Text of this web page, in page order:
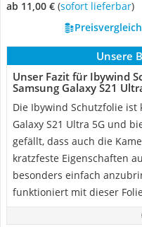
ab 11,00 € ( Sofort lieferbar)
Unsere
Unser Fazit für Ibywind
Samsung Galaxy S21
Die Ibywind Schutzfolie
Galaxy S21 Ultra 5G und
gefällt, dass auch die
kratzfeste Eigenschaften
besonders einfach
funktioniert mit dieser